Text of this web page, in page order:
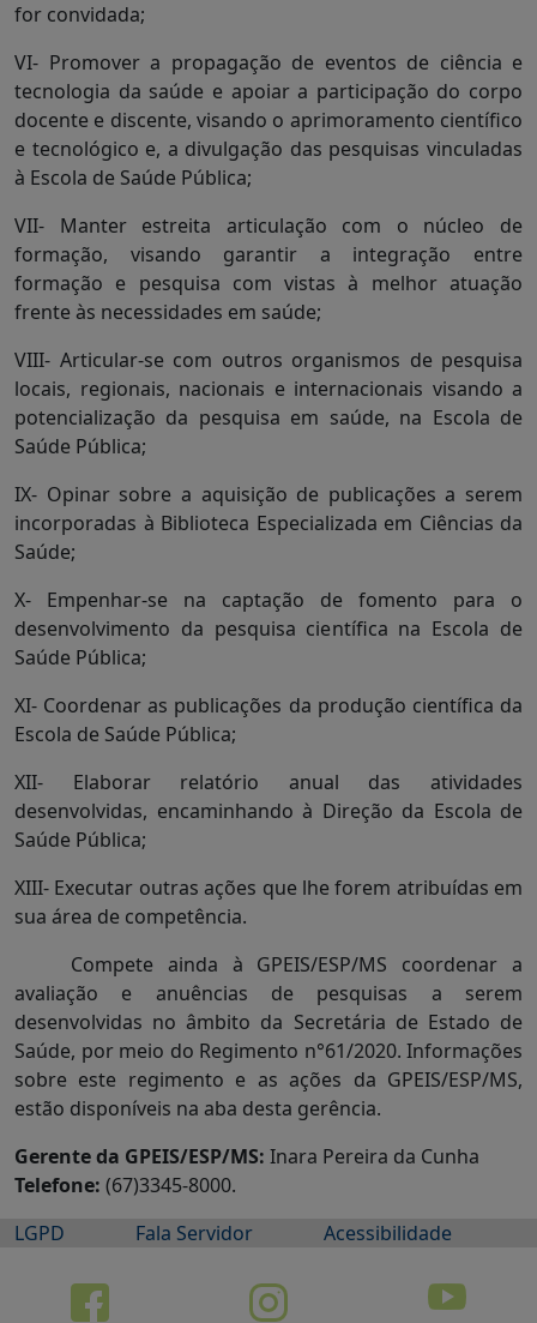
for convidada;
VI- Promover a propagação de eventos de ciência e
tecnologia da saúde e apoiar a participação do corpo
docente e discente, visando o aprimoramento científico
e tecnológico e, a divulgação das pesquisas vinculadas
à Escola de Saúde Pública;
VII- Manter estreita articulação com o núcleo de
formação, visando garantir a integração entre
formação e pesquisa com vistas à melhor atuação
frente às necessidades em saúde;
VIII- Articular-se com outros organismos de pesquisa
locais, regionais, nacionais e internacionais visando a
potencialização da pesquisa em saúde, na Escola de
Saúde Pública;
IX- Opinar sobre a aquisição de publicações a serem
incorporadas à Biblioteca Especializada em Ciências da
Saúde;
X- Empenhar-se na captação de fomento para o
desenvolvimento da pesquisa científica na Escola de
Saúde Pública;
XI- Coordenar as publicações da produção científica da
Escola de Saúde Pública;
XII- Elaborar relatório anual das atividades
desenvolvidas, encaminhando à Direção da Escola de
Saúde Pública;
XIII- Executar outras ações que lhe forem atribuídas em
sua área de competência.
Compete ainda à GPEIS/ESP/MS coordenar a
avaliação e anuências de pesquisas a serem
desenvolvidas no âmbito da Secretária de Estado de
Saúde, por meio do Regimento n°61/2020. Informações
sobre este regimento e as ações da GPEIS/ESP/MS,
estão disponíveis na aba desta gerência.
Gerente da GPEIS/ESP/MS: Inara Pereira da Cunha
Telefone: (67)3345-8000.
LGPD
Fala Servidor Acessibilidade